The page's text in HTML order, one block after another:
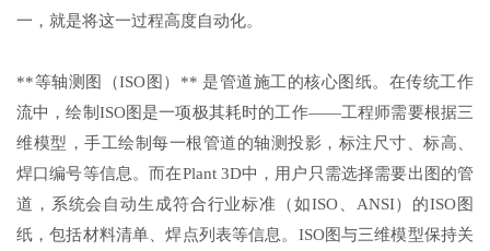
一，就是将这一过程高度自动化。
**等轴测图（ISO图）** 是管道施工的核心图纸。在传统工作
流中，绘制ISO图是一项极其耗时的工作——工程师需要根据三
维模型，手工绘制每一根管道的轴测投影，标注尺寸、标高、
焊口编号等信息。而在Plant 3D中，用户只需选择需要出图的管
道，系统会自动生成符合行业标准（如ISO、ANSI）的ISO图
纸，包括材料清单、焊点列表等信息。ISO图与三维模型保持关